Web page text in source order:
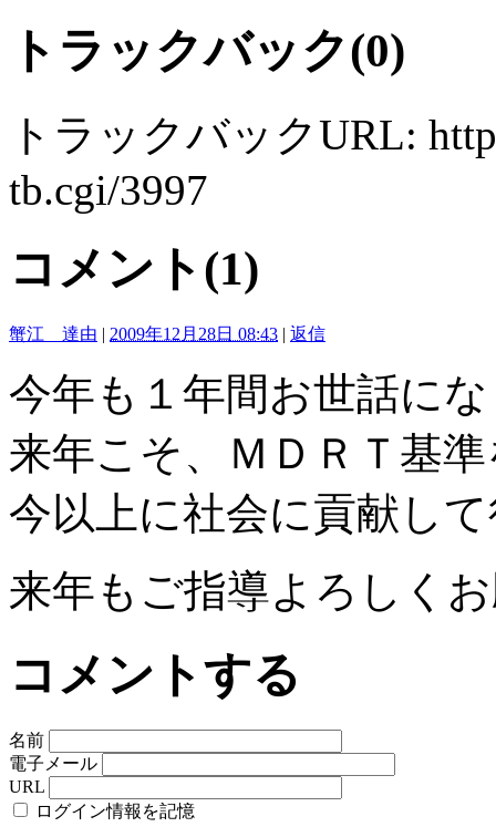
トラックバック(0)
トラックバックURL:
tb.cgi/3997
コメント(1)
蟹江 達由 | 2009年12月28日 08:43 | 返信
今年も１年間お世話に
来年こそ、ＭＤＲＴ基
今以上に社会に貢献し
来年もご指導よろしく
コメントする
名前
電子メール
URL
ログイン情報を記憶